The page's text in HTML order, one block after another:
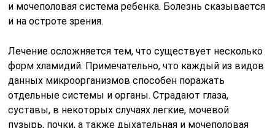
и мочеполовая система ребенка. Болезнь сказывается
и на остроте зрения.
Лечение осложняется тем, что существует несколько
форм хламидий. Примечательно, что каждый из видов
данных микроорганизмов способен поражать
отдельные системы и органы. Страдают глаза,
суставы, в некоторых случаях легкие, мочевой
пузырь, почки, а также дыхательная и мочеполовая